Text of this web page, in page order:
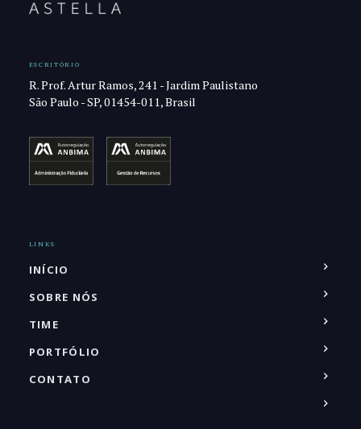
ESCRITÓRIO
R. Prof. Artur Ramos, 241 - Jardim Paulistano
São Paulo - SP, 01454-011, Brasil
LINKS
INÍCIO
SOBRE NÓS
TIME
PORTFÓLIO
CONTATO